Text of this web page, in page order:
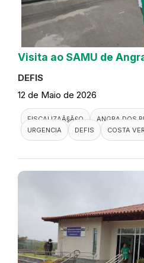
Visita ao SAMU de
DEFIS
12 de Maio de 2026
FISCALIZAÃ§Ã£O
ANGRA DOS
URGENCIA
DEFIS COSTA